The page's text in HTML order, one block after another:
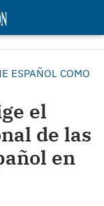
ESPAÑOL COMO
el
de las
en